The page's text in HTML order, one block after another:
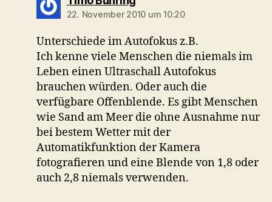
22. November 2010 um 10:20
Unterschiede im Autofokus z.B.
Ich kenne viele Menschen die niemals im
Leben einen Ultraschall Autofokus
brauchen würden. Oder auch die
verfügbare Offenblende. Es gibt Menschen
wie Sand am Meer die ohne Ausnahme nur
bei bestem Wetter mit der
Automatikfunktion der Kamera
fotografieren und eine Blende von 1,8 oder
auch 2,8 niemals verwenden.